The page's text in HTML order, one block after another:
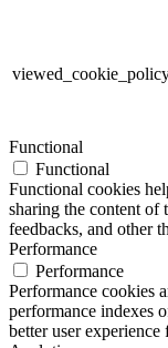
Functional
Functional
Functional cookies
sharing the content of
feedbacks, and other
Performance
Performance
Performance cookies
performance indexes
better user experience